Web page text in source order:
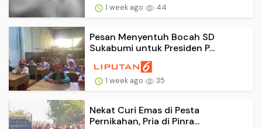
1 week ago 44
Pesan Menyentuh Bocah SD
Sukabumi untuk Presiden P...
1 week ago 35
Nekat Curi Emas di Pesta
Pernikahan, Pria di Pinra...